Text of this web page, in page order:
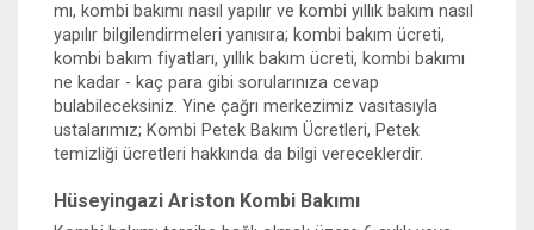
mı, kombi bakımı nasıl yapılır ve kombi yıllık bakım nasıl
yapılır bilgilendirmeleri yanısıra; kombi bakım ücreti,
kombi bakım fiyatları, yıllık bakım ücreti, kombi bakımı
ne kadar - kaç para gibi sorularınıza cevap
bulabileceksiniz. Yine çağrı merkezimiz vasıtasıyla
ustalarımız; Kombi Petek Bakım Ücretleri, Petek
temizliği ücretleri hakkında da bilgi vereceklerdir.
Hüseyingazi Ariston Kombi Bakımı